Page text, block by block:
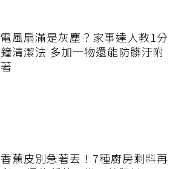
電風扇滿是灰塵？家事達人教1分
鐘清潔法 多加一物還能防髒汙附
著
香蕉皮別急著丟！7種廚房剩料再